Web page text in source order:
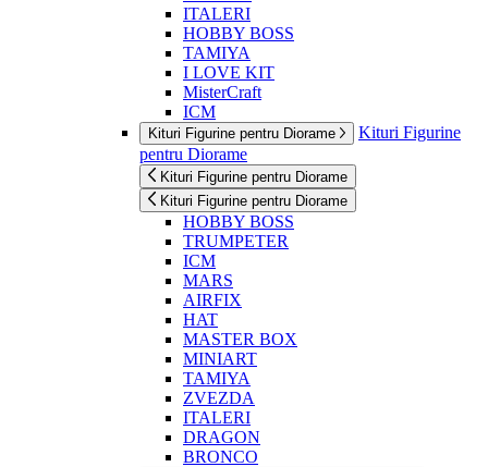
ITALERI
HOBBY BOSS
TAMIYA
I LOVE KIT
MisterCraft
ICM
Kituri Figurine pentru Diorame
Kituri Figurine
pentru Diorame
Kituri Figurine pentru Diorame
Kituri Figurine pentru Diorame
HOBBY BOSS
TRUMPETER
ICM
MARS
AIRFIX
HAT
MASTER BOX
MINIART
TAMIYA
ZVEZDA
ITALERI
DRAGON
BRONCO